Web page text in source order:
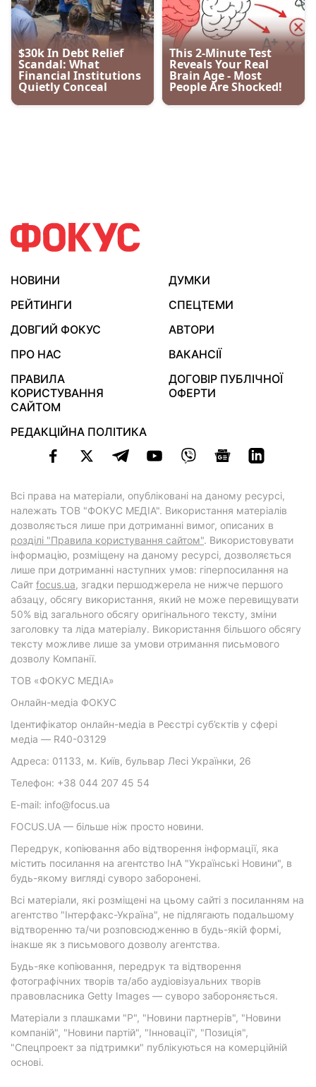
НОВИНИ
ДУМКИ
РЕЙТИНГИ
СПЕЦТЕМИ
ДОВГИЙ ФОКУС
АВТОРИ
ПРО НАС
ВАКАНСІЇ
ПРАВИЛА
КОРИСТУВАННЯ
САЙТОМ
ДОГОВІР ПУБЛІЧНОЇ
ОФЕРТИ
РЕДАКЦІЙНА ПОЛІТИКА
Всі права на матеріали, опубліковані на даному ресурсі,
належать ТОВ "ФОКУС МЕДІА". Використання матеріалів
дозволяється лише при дотриманні вимог, описаних в
розділі "Правила користування сайтом". Використовувати
інформацію, розміщену на даному ресурсі, дозволяється
лише при дотриманні наступних умов: гіперпосилання на
Cайт focus.ua, згадки першоджерела не нижче першого
абзацу, обсягу використання, який не може перевищувати
50% від загального обсягу оригінального тексту, зміни
заголовку та ліда матеріалу. Використання більшого обсягу
тексту можливе лише за умови отримання письмового
дозволу Компанії.
ТОВ «ФОКУС МЕДІА»
Онлайн-медіа ФОКУС
Ідентифікатор онлайн-медіа в Реєстрі суб’єктів у сфері
медіа — R40-03129
Адреса: 01133, м. Київ, бульвар Лесі Українки, 26
Телефон: +38 044 207 45 54
E-mail: info@focus.ua
FOCUS.UA — більше ніж просто новини.
Передрук, копіювання або відтворення інформації, яка
містить посилання на агентство ІнА "Українські Новини", в
будь-якому вигляді суворо заборонені.
Всі матеріали, які розміщені на цьому сайті з посиланням на
агентство "Інтерфакс-Україна", не підлягають подальшому
відтворенню та/чи розповсюдженню в будь-якій формі,
інакше як з письмового дозволу агентства.
Будь-яке копіювання, передрук та відтворення
фотографічних творів та/або аудіовізуальних творів
правовласника Getty Images — суворо забороняється.
Матеріали з плашками "Р", "Новини партнерів", "Новини
компаній", "Новини партій", "Інновації", "Позиція",
"Спецпроект за підтримки" публікуються на комерційній
основі.